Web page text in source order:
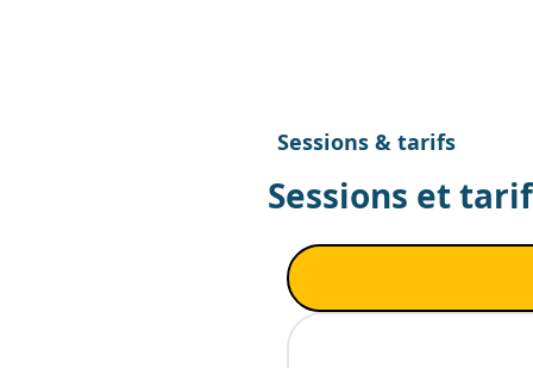
Sessions & tarifs
Sessions et